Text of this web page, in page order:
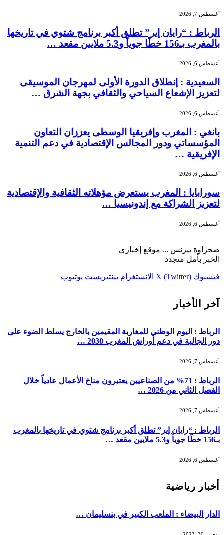
أغسطس 7, 2026
الرباط : “رايان إير” تطلق أكبر برنامج شتوي في تاريخها
بالمغرب بـ156 خطًا جوياً و5.3 ملايين مقعد …
أغسطس 6, 2026
السعيدية : إنطلاق الدورة الأولى لمهرجان الموسيقى
لتعزيز الإشعاع السياحي والثقافي بجهة الشرق …
أغسطس 6, 2026
بانغي : المغرب وإفريقيا الوسطى يعززان التعاون
المؤسساتي ودور المجالس الإقتصادية في دعم التنمية
الإفريقية …
أغسطس 6, 2026
سورابايا : المغرب يستعرض مؤهلاته الثقافية والإقتصادية
لتعزيز الشراكة مع إندونيسيا …
أغسطس 6, 2026
صحراوة بيزنس ... موقع إخباري
الخبر بأمل متجدد
فيسبوك X (Twitter) الانستغرام بينتيريست يوتيوب
آخر الأخبار
الرباط : اليوم الوطني للمغاربة المقيمين بالخارج يسلط الضوء على
دور الجالية في دعم أوراش المغرب 2030 …
أغسطس 7, 2026
الرباط : 71% من الصناعيين يعتبرون مناخ الأعمال عادياً خلال
الفصل الثاني من 2026 …
أغسطس 7, 2026
الرباط : “رايان إير” تطلق أكبر برنامج شتوي في تاريخها بالمغرب
بـ156 خطًا جوياً و5.3 ملايين مقعد …
أغسطس 6, 2026
أخبار رياضية
الدار البيضاء : الملعب الكبير في بنسليمان …